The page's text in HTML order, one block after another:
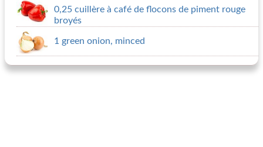
0,25 cuillère à café de flocons de piment rouge
broyés
1 green onion, minced